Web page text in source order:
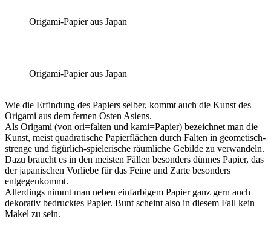
Origami-Papier aus Japan
Origami-Papier aus Japan
Wie die Erfindung des Papiers selber, kommt auch die Kunst des
Origami aus dem fernen Osten Asiens.
Als Origami (von ori=falten und kami=Papier) bezeichnet man die
Kunst, meist quadratische Papierflächen durch Falten in geometisch-
strenge und figürlich-spielerische räumliche Gebilde zu verwandeln.
Dazu braucht es in den meisten Fällen besonders dünnes Papier, das
der japanischen Vorliebe für das Feine und Zarte besonders
entgegenkommt.
Allerdings nimmt man neben einfarbigem Papier ganz gern auch
dekorativ bedrucktes Papier. Bunt scheint also in diesem Fall kein
Makel zu sein.